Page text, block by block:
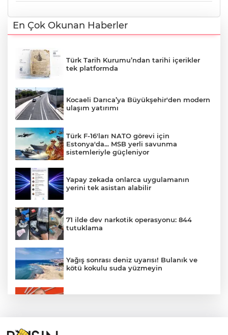
En Çok Okunan Haberler
Türk Tarih Kurumu’ndan tarihi içerikler
tek platformda
Kocaeli Darıca’ya Büyükşehir'den modern
ulaşım yatırımı
Türk F-16'ları NATO görevi için
Estonya'da... MSB yerli savunma
sistemleriyle güçleniyor
Yapay zekada onlarca uygulamanın
yerini tek asistan alabilir
71 ilde dev narkotik operasyonu: 844
tutuklama
Yağış sonrası deniz uyarısı! Bulanık ve
kötü kokulu suda yüzmeyin